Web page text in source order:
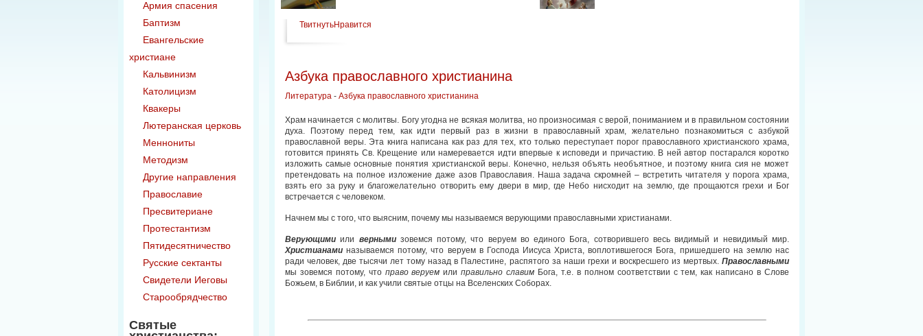
Армия спасения
Баптизм
Евангельские
христиане
Кальвинизм
Католицизм
Квакеры
Лютеранская церковь
Меннониты
Методизм
Другие направления
Православие
Пресвитериане
Протестантизм
Пятидесятничество
Русские сектанты
Свидетели Иеговы
Старообрядчество
Святые
ТвитнутьНравится
Азбука православного христианина
Литература - Азбука православного христианина
Храм начинается с молитвы. Богу угодна не всякая молитва, но произносимая с верой, пониманием и в правильном состоянии
духа. Поэтому перед тем, как идти первый раз в жизни в православный храм, желательно познакомиться с азбукой
православной веры. Эта книга написана как раз для тех, кто только переступает порог православного христианского храма,
готовится принять Св. Крещение или намеревается идти впервые к исповеди и причастию. В ней автор постарался коротко
изложить самые основные понятия христианской веры. Конечно, нельзя объять необъятное, и поэтому книга сия не может
претендовать на полное изложение даже азов Православия. Наша задача скромней – встретить читателя у порога храма,
взять его за руку и благожелательно отворить ему двери в мир, где Небо нисходит на землю, где прощаются грехи и Бог
встречается с человеком.
Начнем мы с того, что выясним, почему мы называемся верующими православными христианами.
Верующими или вернымизовемся потому, что веруем во единого Бога, сотворившего весь видимый и невидимый мир.
Христианами называемся потому, что веруем в Господа Иисуса Христа, воплотившегося Бога, пришедшего на землю нас
ради человек, две тысячи лет тому назад в Палестине, распятого за наши грехи и воскресшего из мертвых. Православными
мы зовемся потому, что право веруем илиправильно славим Бога, т.е. в полном соответствии с тем, как написано в Слове
Божьем, в Библии, и как учили святые отцы на Вселенских Соборах.